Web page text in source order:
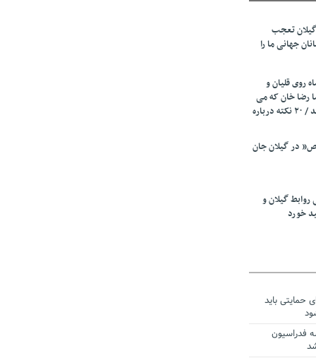
دوم تأمین
اتفاقی در
شده
نیست،
نیازمند
از
تعجب
جهانی ما را
روی قلیان و
رضا خان که می
رفت همه شاد بودند / ۲۰ نکته درباره
در گیلان جان
روابط گیلان و
خورد
حمایتی باید
فدراسیون